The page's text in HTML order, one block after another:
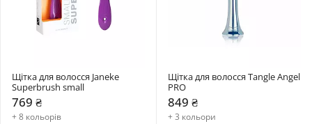
Щітка для волосся Janeke
Superbrush small
769 ₴
+ 8 кольорів
Щітка для волосся Tangle Angel
PRO
849 ₴
+ 3 кольори